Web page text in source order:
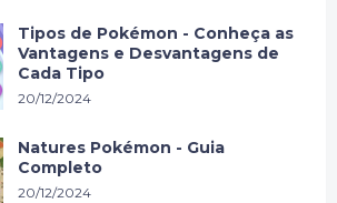
Tipos de Pokémon - Conheça as
Vantagens e Desvantagens de
Cada Tipo
20/12/2024
Natures Pokémon - Guia
Completo
20/12/2024